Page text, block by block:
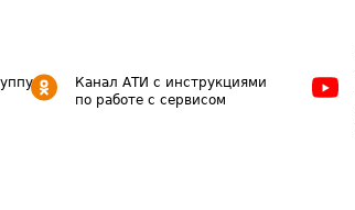
Канал АТИ с инструкциями
по работе с сервисом